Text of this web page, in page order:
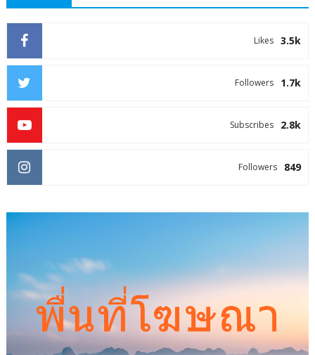
3.5k
Likes
1.7k
Followers
2.8k
Subscribes
849
Followers